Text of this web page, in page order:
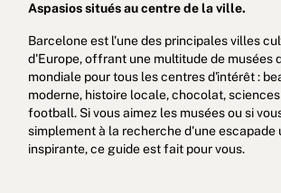
Politique en matière de cookies Politique
Aspasios situés au centre de la ville.
Barcelone est l'une des principales villes
d'Europe, offrant une multitude de musées
mondiale pour tous les centres d'intérêt :
moderne, histoire locale, chocolat,
football. Si vous aimez les musées ou si
simplement à la recherche d'une escapade
inspirante, ce guide est fait pour vous.